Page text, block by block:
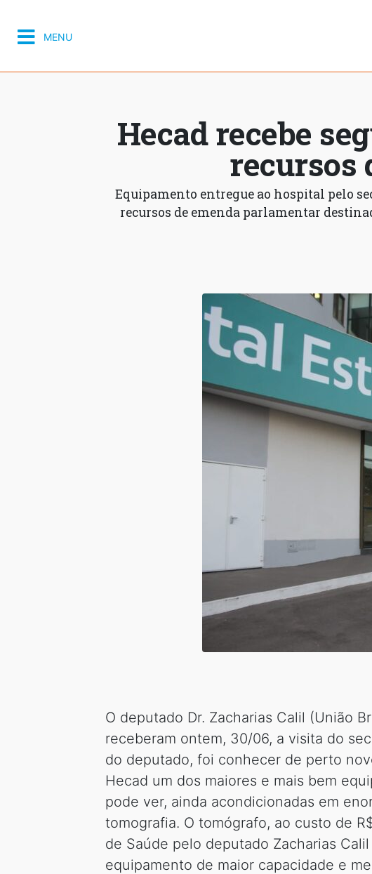
MENU
Hecad recebe
recursos
Equipamento entregue ao hospital pelo
recursos de emenda parlamentar
O deputado Dr. Zacharias Calil (União
receberam ontem, 30/06, a visita do
do deputado, foi conhecer de perto
Hecad um dos maiores e mais bem
pode ver, ainda acondicionadas em
tomografia. O tomógrafo, ao custo de
de Saúde pelo deputado Zacharias
equipamento de maior capacidade e